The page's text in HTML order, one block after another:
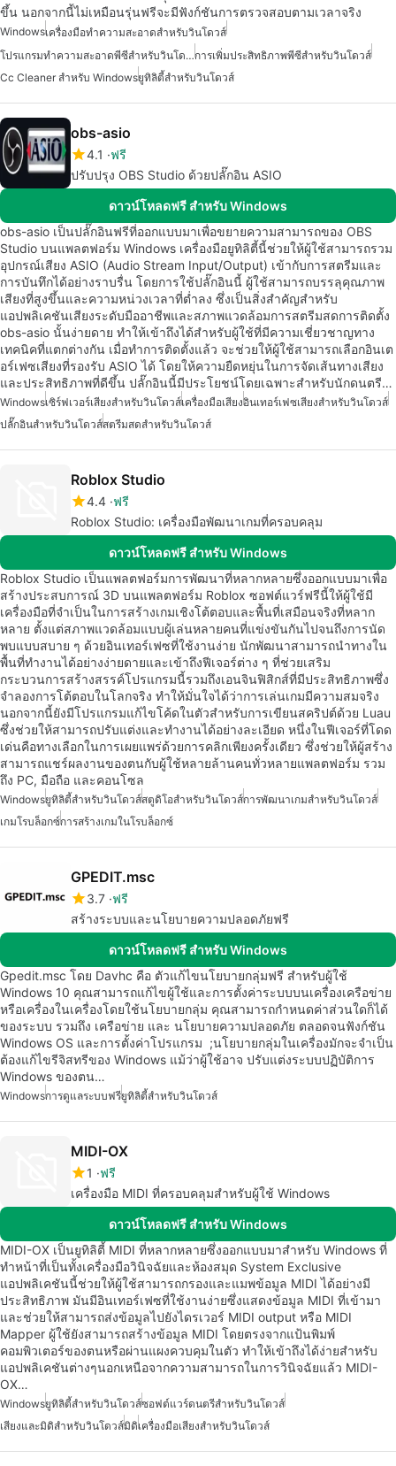
ขึ้น นอกจากนี้ไม่เหมือนรุ่นฟรีจะมีฟังก์ชันการตรวจสอบตามเวลาจริง
Windowsเครื่องมือทำความสะอาดสำหรับวินโดวส์
โปรแกรมทำความสะอาดพีซีสำหรับวินโดวส์การเพิ่มประสิทธิภาพพีซีสำหรับวินโดวส์
Cc Cleaner สำหรับ Windowsยูทิลิตี้สำหรับวินโดวส์
obs-asio
4.1
ฟรี
ปรับปรุง OBS Studio ด้วยปลั๊กอิน ASIO
ดาวน์โหลดฟรี สำหรับ Windows
obs-asio เป็นปลั๊กอินฟรีที่ออกแบบมาเพื่อขยายความสามารถของ OBS
Studio บนแพลตฟอร์ม Windows เครื่องมือยูทิลิตี้นี้ช่วยให้ผู้ใช้สามารถรวม
อุปกรณ์เสียง ASIO (Audio Stream Input/Output) เข้ากับการสตรีมและ
การบันทึกได้อย่างราบรื่น โดยการใช้ปลั๊กอินนี้ ผู้ใช้สามารถบรรลุคุณภาพ
เสียงที่สูงขึ้นและความหน่วงเวลาที่ต่ำลง ซึ่งเป็นสิ่งสำคัญสำหรับ
แอปพลิเคชันเสียงระดับมืออาชีพและสภาพแวดล้อมการสตรีมสดการติดตั้ง
obs-asio นั้นง่ายดาย ทำให้เข้าถึงได้สำหรับผู้ใช้ที่มีความเชี่ยวชาญทาง
เทคนิคที่แตกต่างกัน เมื่อทำการติดตั้งแล้ว จะช่วยให้ผู้ใช้สามารถเลือกอินเต
อร์เฟซเสียงที่รองรับ ASIO ได้ โดยให้ความยืดหยุ่นในการจัดเส้นทางเสียง
และประสิทธิภาพที่ดีขึ้น ปลั๊กอินนี้มีประโยชน์โดยเฉพาะสำหรับนักดนตรี…
Windowsเซิร์ฟเวอร์เสียงสำหรับวินโดวส์เครื่องมือเสียงอินเทอร์เฟซเสียงสำหรับวินโดวส์
ปลั๊กอินสำหรับวินโดวส์สตรีมสดสำหรับวินโดวส์
Roblox Studio
4.4 ฟรี
Roblox Studio: เครื่องมือพัฒนาเกมที่ครอบคลุม
ดาวน์โหลดฟรี สำหรับ Windows
Roblox Studio เป็นแพลตฟอร์มการพัฒนาที่หลากหลายซึ่งออกแบบมาเพื่อ
สร้างประสบการณ์ 3D บนแพลตฟอร์ม Roblox ซอฟต์แวร์ฟรีนี้ให้ผู้ใช้มี
เครื่องมือที่จำเป็นในการสร้างเกมเชิงโต้ตอบและพื้นที่เสมือนจริงที่หลาก
หลาย ตั้งแต่สภาพแวดล้อมแบบผู้เล่นหลายคนที่แข่งขันกันไปจนถึงการนัด
พบแบบสบาย ๆ ด้วยอินเทอร์เฟซที่ใช้งานง่าย นักพัฒนาสามารถนำทางใน
พื้นที่ทำงานได้อย่างง่ายดายและเข้าถึงฟีเจอร์ต่าง ๆ ที่ช่วยเสริม
กระบวนการสร้างสรรค์โปรแกรมนี้รวมถึงเอนจินฟิสิกส์ที่มีประสิทธิภาพซึ่ง
จำลองการโต้ตอบในโลกจริง ทำให้มั่นใจได้ว่าการเล่นเกมมีความสมจริง
นอกจากนี้ยังมีโปรแกรมแก้ไขโค้ดในตัวสำหรับการเขียนสคริปต์ด้วย Luau
ซึ่งช่วยให้สามารถปรับแต่งและทำงานได้อย่างละเอียด หนึ่งในฟีเจอร์ที่โดด
เด่นคือทางเลือกในการเผยแพร่ด้วยการคลิกเพียงครั้งเดียว ซึ่งช่วยให้ผู้สร้าง
สามารถแชร์ผลงานของตนกับผู้ใช้หลายล้านคนทั่วหลายแพลตฟอร์ม รวม
ถึง PC, มือถือ และคอนโซล
Windowsยูทิลิตี้สำหรับวินโดวส์สตูดิโอสำหรับวินโดวส์การพัฒนาเกมสำหรับวินโดวส์
เกมโรบล็อกซ์การสร้างเกมในโรบล็อกซ์
GPEDIT.msc
3.7 ฟรี
สร้างระบบและนโยบายความปลอดภัยฟรี
ดาวน์โหลดฟรี สำหรับ Windows
Gpedit.msc โดย Davhc คือ ตัวแก้ไขนโยบายกลุ่มฟรี สำหรับผู้ใช้
Windows 10 คุณสามารถแก้ไขผู้ใช้และการตั้งค่าระบบบนเครื่องเครือข่าย
หรือเครื่องในเครื่องโดยใช้นโยบายกลุ่ม คุณสามารถกำหนดค่าส่วนใดก็ได้
ของระบบ รวมถึง เครือข่าย และ นโยบายความปลอดภัย ตลอดจนฟังก์ชัน
Windows OS และการตั้งค่าโปรแกรม ;นโยบายกลุ่มในเครื่องมักจะจำเป็น
ต้องแก้ไขรีจิสทรีของ Windows แม้ว่าผู้ใช้อาจ ปรับแต่งระบบปฏิบัติการ
Windows ของตน…
Windowsการดูแลระบบฟรียูทิลิตี้สำหรับวินโดวส์
MIDI-OX
1
ฟรี
เครื่องมือ MIDI ที่ครอบคลุมสำหรับผู้ใช้ Windows
ดาวน์โหลดฟรี สำหรับ Windows
MIDI-OX เป็นยูทิลิตี้ MIDI ที่หลากหลายซึ่งออกแบบมาสำหรับ Windows ที่
ทำหน้าที่เป็นทั้งเครื่องมือวินิจฉัยและห้องสมุด System Exclusive
แอปพลิเคชันนี้ช่วยให้ผู้ใช้สามารถกรองและแมพข้อมูล MIDI ได้อย่างมี
ประสิทธิภาพ มันมีอินเทอร์เฟซที่ใช้งานง่ายซึ่งแสดงข้อมูล MIDI ที่เข้ามา
และช่วยให้สามารถส่งข้อมูลไปยังไดรเวอร์ MIDI output หรือ MIDI
Mapper ผู้ใช้ยังสามารถสร้างข้อมูล MIDI โดยตรงจากแป้นพิมพ์
คอมพิวเตอร์ของตนหรือผ่านแผงควบคุมในตัว ทำให้เข้าถึงได้ง่ายสำหรับ
แอปพลิเคชันต่างๆนอกเหนือจากความสามารถในการวินิจฉัยแล้ว MIDI-
OX…
Windowsยูทิลิตี้สำหรับวินโดวส์ซอฟต์แวร์ดนตรีสำหรับวินโดวส์
เสียงและมิดิสำหรับวินโดวส์มิดิเครื่องมือเสียงสำหรับวินโดวส์